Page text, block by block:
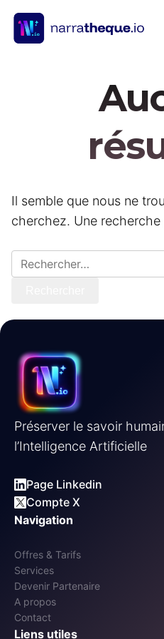
Il semble que nous ne
cherchez. Une
Rechercher
:
Préserver le savoir
l’Intelligence Artificielle
Page Linkedin
Compte X
Navigation
Offres & Tarifs
Services
Devenir Partenaire
A propos
Contact
Liens utiles